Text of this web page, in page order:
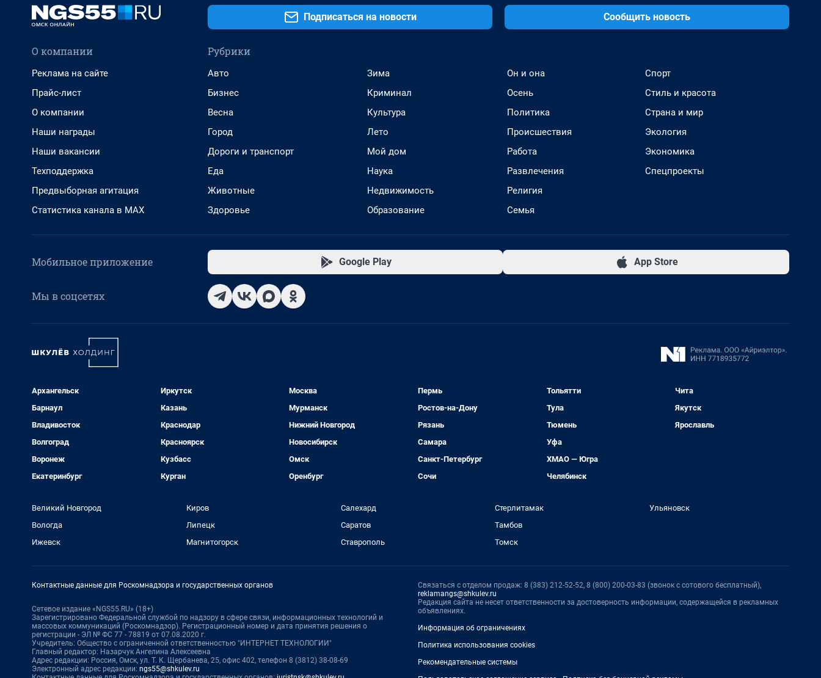
Подписаться на новости Сообщить новость
О компании
Реклама на сайте
Прайс-лист
О компании
Наши награды
Наши вакансии
Техподдержка
Предвыборная агитация
Статистика канала в MAX
Рубрики
Авто
Бизнес
Весна
Город
Дороги и транспорт
Еда
Животные
Здоровье
Зима
Криминал
Культура
Лето
Мой дом
Наука
Недвижимость
Образование
Он и она
Осень
Политика
Происшествия
Работа
Развлечения
Религия
Семья
Спорт
Стиль и красота
Страна и мир
Экология
Экономика
Спецпроекты
Мобильное приложение Google Play App Store
Мы в соцсетях
Архангельск
Барнаул
Владивосток
Волгоград
Воронеж
Екатеринбург
Иркутск
Казань
Краснодар
Красноярск
Кузбасс
Курган
Москва
Мурманск
Нижний Новгород
Новосибирск
Омск
Оренбург
Пермь
Ростов-на-Дону
Рязань
Самара
Санкт-Петербург
Сочи
Тольятти
Тула
Тюмень
Уфа
ХМАО — Югра
Челябинск
Чита
Якутск
Ярославль
Великий Новгород
Вологда
Ижевск
Киров
Липецк
Магнитогорск
Салехард
Саратов
Ставрополь
Стерлитамак
Тамбов
Томск
Ульяновск
Контактные данные для Роскомнадзора и государственных органов
Сетевое издание «NGS55.RU» (18+)
Зарегистрировано Федеральной службой по надзору в сфере связи, информационных технологий и
массовых коммуникаций (Роскомнадзор). Регистрационный номер и дата принятия решения о
регистрации - ЭЛ № ФС 77 - 78819 от 07.08.2020 г.
Учредитель: Общество с ограниченной ответственностью "ИНТЕРНЕТ ТЕХНОЛОГИИ"
Главный редактор: Назарчук Ангелина Алексеевна
Адрес редакции: Россия, Омск, ул. Т. К. Щербанева, 25, офис 402, телефон 8 (3812) 38-08-69
Электронный адрес редакции: ngs55@shkulev.ru
Связаться с отделом продаж: 8 (383) 212-52-52, 8 (800) 200-03-83 (звонок с сотового бесплатный),
reklamangs@shkulev.ru
Редакция сайта не несет ответственности за достоверность информации, содержащейся в рекламных
объявлениях.
Информация об ограничениях
Политика использования cookies
Рекомендательные системы